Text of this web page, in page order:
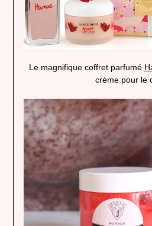
Le magnifique coffret parfumé
crème pour le